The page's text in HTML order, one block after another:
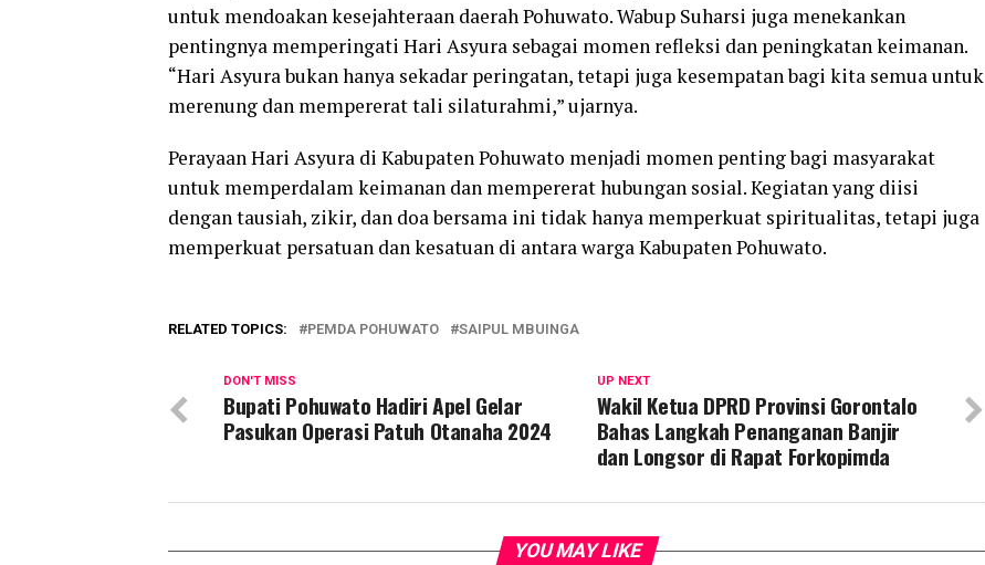
untuk mendoakan kesejahteraan daerah Pohuwato. Wabup Suharsi juga menekankan
pentingnya memperingati Hari Asyura sebagai momen refleksi dan peningkatan keimanan.
“Hari Asyura bukan hanya sekadar peringatan, tetapi juga kesempatan bagi kita semua untuk
merenung dan mempererat tali silaturahmi,” ujarnya.
Perayaan Hari Asyura di Kabupaten Pohuwato menjadi momen penting bagi masyarakat
untuk memperdalam keimanan dan mempererat hubungan sosial. Kegiatan yang diisi
dengan tausiah, zikir, dan doa bersama ini tidak hanya memperkuat spiritualitas, tetapi juga
memperkuat persatuan dan kesatuan di antara warga Kabupaten Pohuwato.
RELATED TOPICS: PEMDA POHUWATO SAIPUL MBUINGA
UP NEXT
Wakil Ketua DPRD Provinsi Gorontalo
Bahas Langkah Penanganan Banjir
dan Longsor di Rapat Forkopimda
DON'T MISS
Bupati Pohuwato Hadiri Apel Gelar
Pasukan Operasi Patuh Otanaha 2024
YOU MAY LIKE